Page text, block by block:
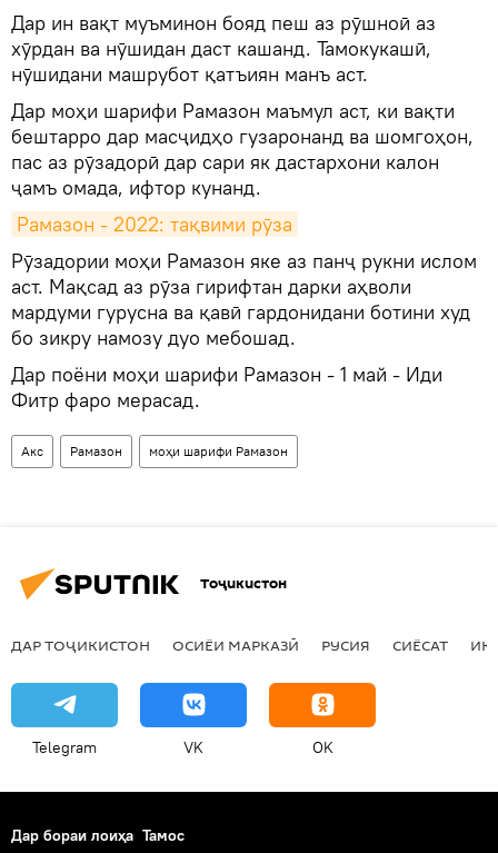
Дар ин вақт муъминон бояд пеш аз рӯшноӣ аз
хӯрдан ва нӯшидан даст кашанд. Тамокукашӣ,
нӯшидани машрубот қатъиян манъ аст.
Дар моҳи шарифи Рамазон маъмул аст, ки вақти
бештарро дар масҷидҳо гузаронанд ва шомгоҳон,
пас аз рӯзадорӣ дар сари як дастархони калон
ҷамъ омада, ифтор кунанд.
Рамазон - 2022: тақвими рӯза
Рӯзадории моҳи Рамазон яке аз панҷ рукни ислом
аст. Мақсад аз рӯза гирифтан дарки аҳволи
мардуми гурусна ва қавӣ гардонидани ботини худ
бо зикру намозу дуо мебошад.
Дар поёни моҳи шарифи Рамазон - 1 май - Иди
Фитр фаро мерасад.
Акс Рамазон моҳи шарифи Рамазон
Тоҷикистон
ДАР ТОҶИКИСТОН ОСИЁИ МАРКАЗӢ РУСИЯ СИЁСАТ
Telegram VK OK
Дар бораи лоиҳа Тамос